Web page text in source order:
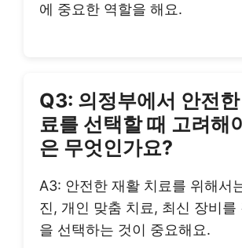
에 중요한 역할을 해요.
Q3: 의정부에서 안전
료를 선택할 때 고려해
은 무엇인가요?
A3: 안전한 재활 치료를 위해서
진, 개인 맞춤 치료, 최신 장비를
을 선택하는 것이 중요해요.